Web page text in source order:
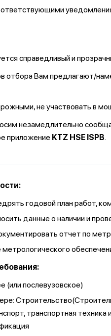
справедливый и
отбора Вам предлагают/
не участвовать в
незамедлительно
приложение KTZ HSE ISPB.
годовой план работ,
данные о наличии и
отчет по
метрологического
(или послевузовское)
транспортная